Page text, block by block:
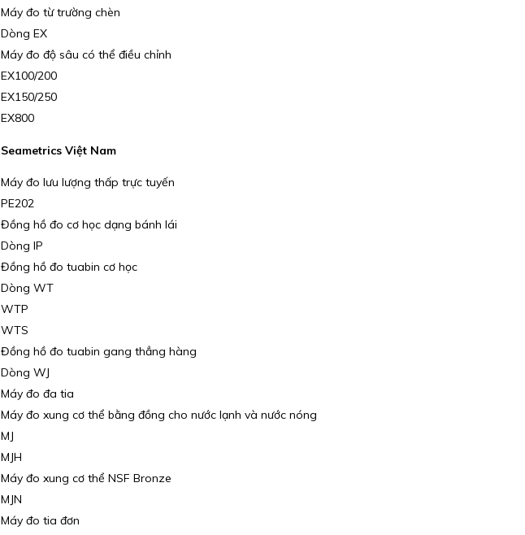
Máy đo từ trường chèn
Dòng EX
Máy đo độ sâu có thể điều chỉnh
EX100/200
EX150/250
EX800
Seametrics Việt Nam
Máy đo lưu lượng thấp trực tuyến
PE202
Đồng hồ đo cơ học dạng bánh lái
Dòng IP
Đồng hồ đo tuabin cơ học
Dòng WT
WTP
WTS
Đồng hồ đo tuabin gang thẳng hàng
Dòng WJ
Máy đo đa tia
Máy đo xung cơ thể bằng đồng cho nước lạnh và nước nóng
MJ
MJH
Máy đo xung cơ thể NSF Bronze
MJN
Máy đo tia đơn